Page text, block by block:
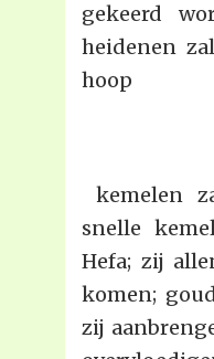
gekeerd
heidenen
hoop
kemelen
snelle
Hefa; zij
komen;
zij